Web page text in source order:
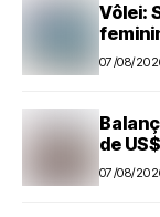
Vôlei:
07/08/
de
07/08/